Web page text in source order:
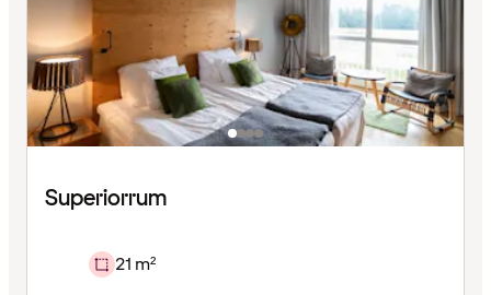
Superiorrum
21 m²